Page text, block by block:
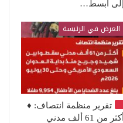
إلى أبسط…
العرض في الرئيسة
تقرير منظمة انتصاف: ♦️
أكثر من 61 ألف مدني